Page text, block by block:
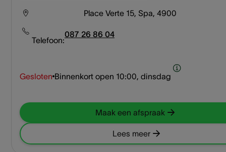
Place Verte 15, Spa, 4900
Telefoon:
087 26 86 04
Gesloten Binnenkort open 10:00, dinsdag
Maak een afspraak
Lees meer